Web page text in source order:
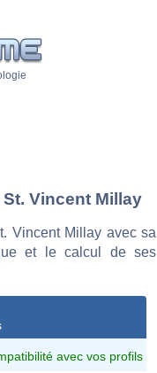
Vincent Millay
Vincent Millay avec sa
et le calcul de ses
avec vos profils